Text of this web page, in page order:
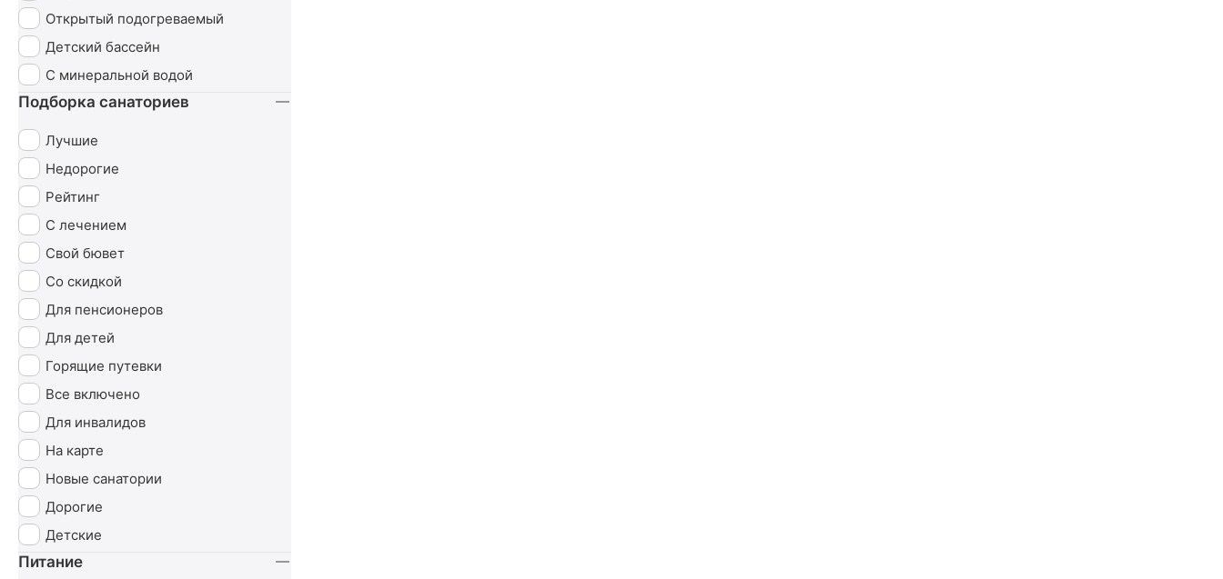
Открытый подогреваемый
Детский бассейн
С минеральной водой
Подборка санаториев
Лучшие
Недорогие
Рейтинг
С лечением
Свой бювет
Со скидкой
Для пенсионеров
Для детей
Горящие путевки
Все включено
Для инвалидов
На карте
Новые санатории
Дорогие
Детские
Питание